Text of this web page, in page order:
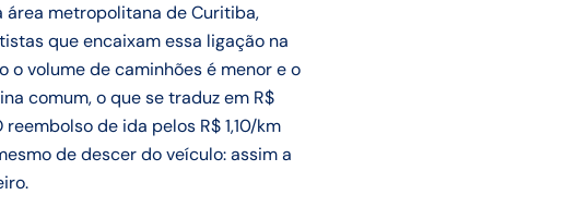
área metropolitana de Curitiba,
que encaixam essa ligação na
volume de caminhões é menor e o
comum, o que se traduz em R$
de ida pelos R$ 1,10/km
de descer do veículo: assim a